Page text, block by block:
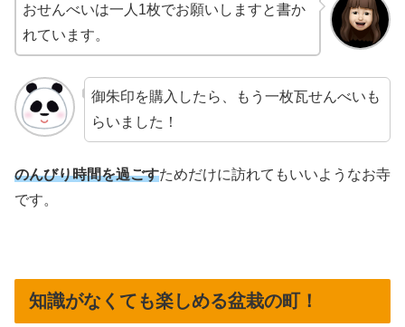
おせんべいは一人1枚でお願いしますと書か
れています。
御朱印を購入したら、もう一枚瓦せんべいも
らいました！
のんびり時間を過ごすためだけに訪れてもいいようなお寺
です。
知識がなくても楽しめる盆栽の町！